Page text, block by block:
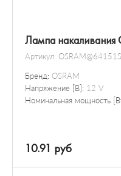
Лампа накаливания
Артикул:
Бренд: OSRAM
Напряжение [В]: 12 V
Номинальная мощность
10.91 руб